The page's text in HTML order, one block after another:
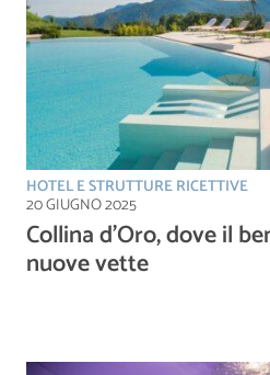
HOTEL E STRUTTURE RICETTIVE
20 GIUGNO 2025
Collina d’Oro, dove il
nuove vette